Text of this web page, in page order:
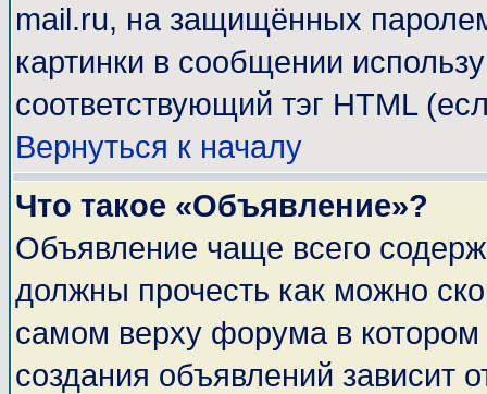
mail.ru, на защищённых
картинки в сообщении
соответствующий тэг HTML
Вернуться к началу
Что такое «Объявление»?
Объявление чаще всего
должны прочесть как можно
самом верху форума в
создания объявлений зависит